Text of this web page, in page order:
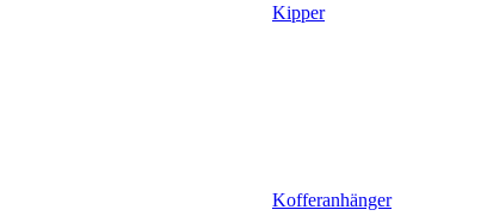
Kipper
Kofferanhänger